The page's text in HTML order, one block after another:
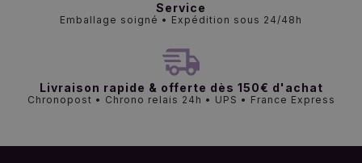
Service
Emballage soigné • Expédition sous 24/48h
Livraison rapide & offerte dès 150€ d'achat
Chronopost • Chrono relais 24h • UPS • France Express